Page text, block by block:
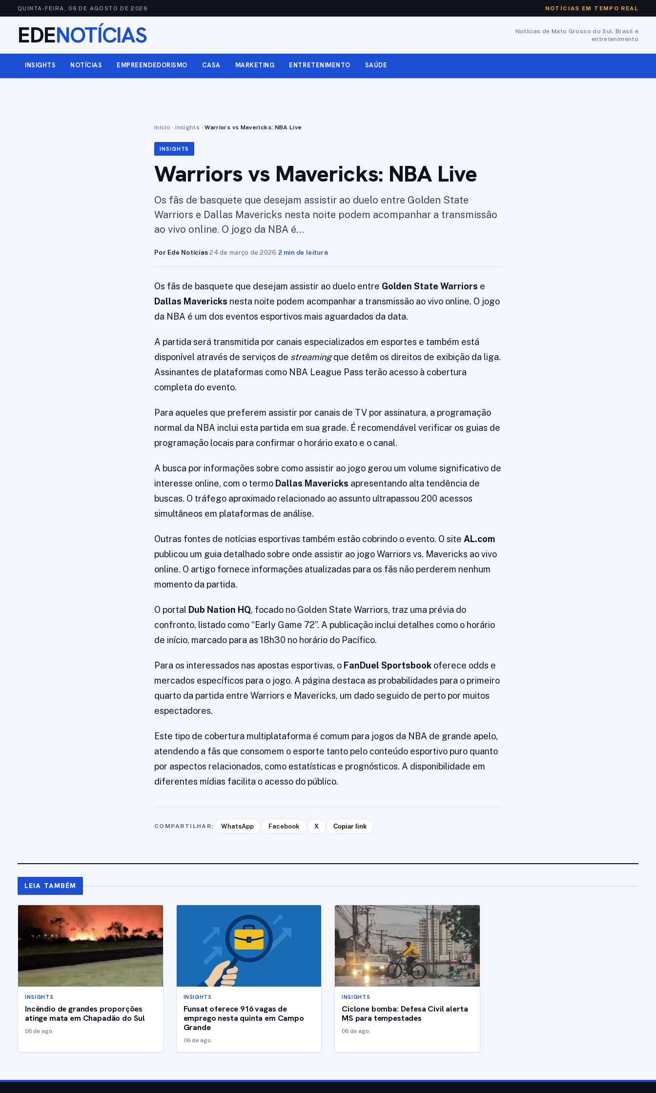
QUINTA-FEIRA, 06 DE AGOSTO DE 2026 NOTÍCIAS EM TEMPO REAL
EDENOTÍCIAS
Notícias de Mato Grosso do Sul, Brasil e
entretenimento
INSIGHTS NOTÍCIAS EMPREENDEDORISMO CASA MARKETING ENTRETENIMENTO SAÚDE
Início › Insights › Warriors vs Mavericks: NBA Live
INSIGHTS
Warriors vs Mavericks: NBA Live
Os fãs de basquete que desejam assistir ao duelo entre Golden State
Warriors e Dallas Mavericks nesta noite podem acompanhar a transmissão
ao vivo online. O jogo da NBA é…
Por Ede Notícias·24 de março de 2026· 2 min de leitura
Os fãs de basquete que desejam assistir ao duelo entre Golden State Warriors e
Dallas Mavericks nesta noite podem acompanhar a transmissão ao vivo online. O jogo
da NBA é um dos eventos esportivos mais aguardados da data.
A partida será transmitida por canais especializados em esportes e também está
disponível através de serviços de streamingque detêm os direitos de exibição da liga.
Assinantes de plataformas como NBA League Pass terão acesso à cobertura
completa do evento.
Para aqueles que preferem assistir por canais de TV por assinatura, a programação
normal da NBA inclui esta partida em sua grade. É recomendável verificar os guias de
programação locais para confirmar o horário exato e o canal.
A busca por informações sobre como assistir ao jogo gerou um volume significativo de
interesse online, com o termo Dallas Mavericks apresentando alta tendência de
buscas. O tráfego aproximado relacionado ao assunto ultrapassou 200 acessos
simultâneos em plataformas de análise.
Outras fontes de notícias esportivas também estão cobrindo o evento. O site AL.com
publicou um guia detalhado sobre onde assistir ao jogo Warriors vs. Mavericks ao vivo
online. O artigo fornece informações atualizadas para os fãs não perderem nenhum
momento da partida.
O portal Dub Nation HQ, focado no Golden State Warriors, traz uma prévia do
confronto, listado como “Early Game 72”. A publicação inclui detalhes como o horário
de início, marcado para as 18h30 no horário do Pacífico.
Para os interessados nas apostas esportivas, o FanDuel Sportsbook oferece odds e
mercados específicos para o jogo. A página destaca as probabilidades para o primeiro
quarto da partida entre Warriors e Mavericks, um dado seguido de perto por muitos
espectadores.
Este tipo de cobertura multiplataforma é comum para jogos da NBA de grande apelo,
atendendo a fãs que consomem o esporte tanto pelo conteúdo esportivo puro quanto
por aspectos relacionados, como estatísticas e prognósticos. A disponibilidade em
diferentes mídias facilita o acesso do público.
COMPARTILHAR: WhatsApp Facebook X Copiar link
LEIA TAMBÉM
INSIGHTS
Incêndio de grandes proporções
atinge mata em Chapadão do Sul
06 de ago.
INSIGHTS
Funsat oferece 916 vagas de
emprego nesta quinta em Campo
Grande
06 de ago.
INSIGHTS
Ciclone bomba: Defesa Civil alerta
MS para tempestades
06 de ago.